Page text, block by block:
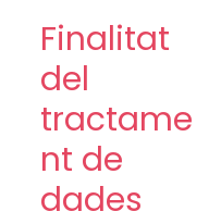
Finalitat
del
tractame
nt de
dades